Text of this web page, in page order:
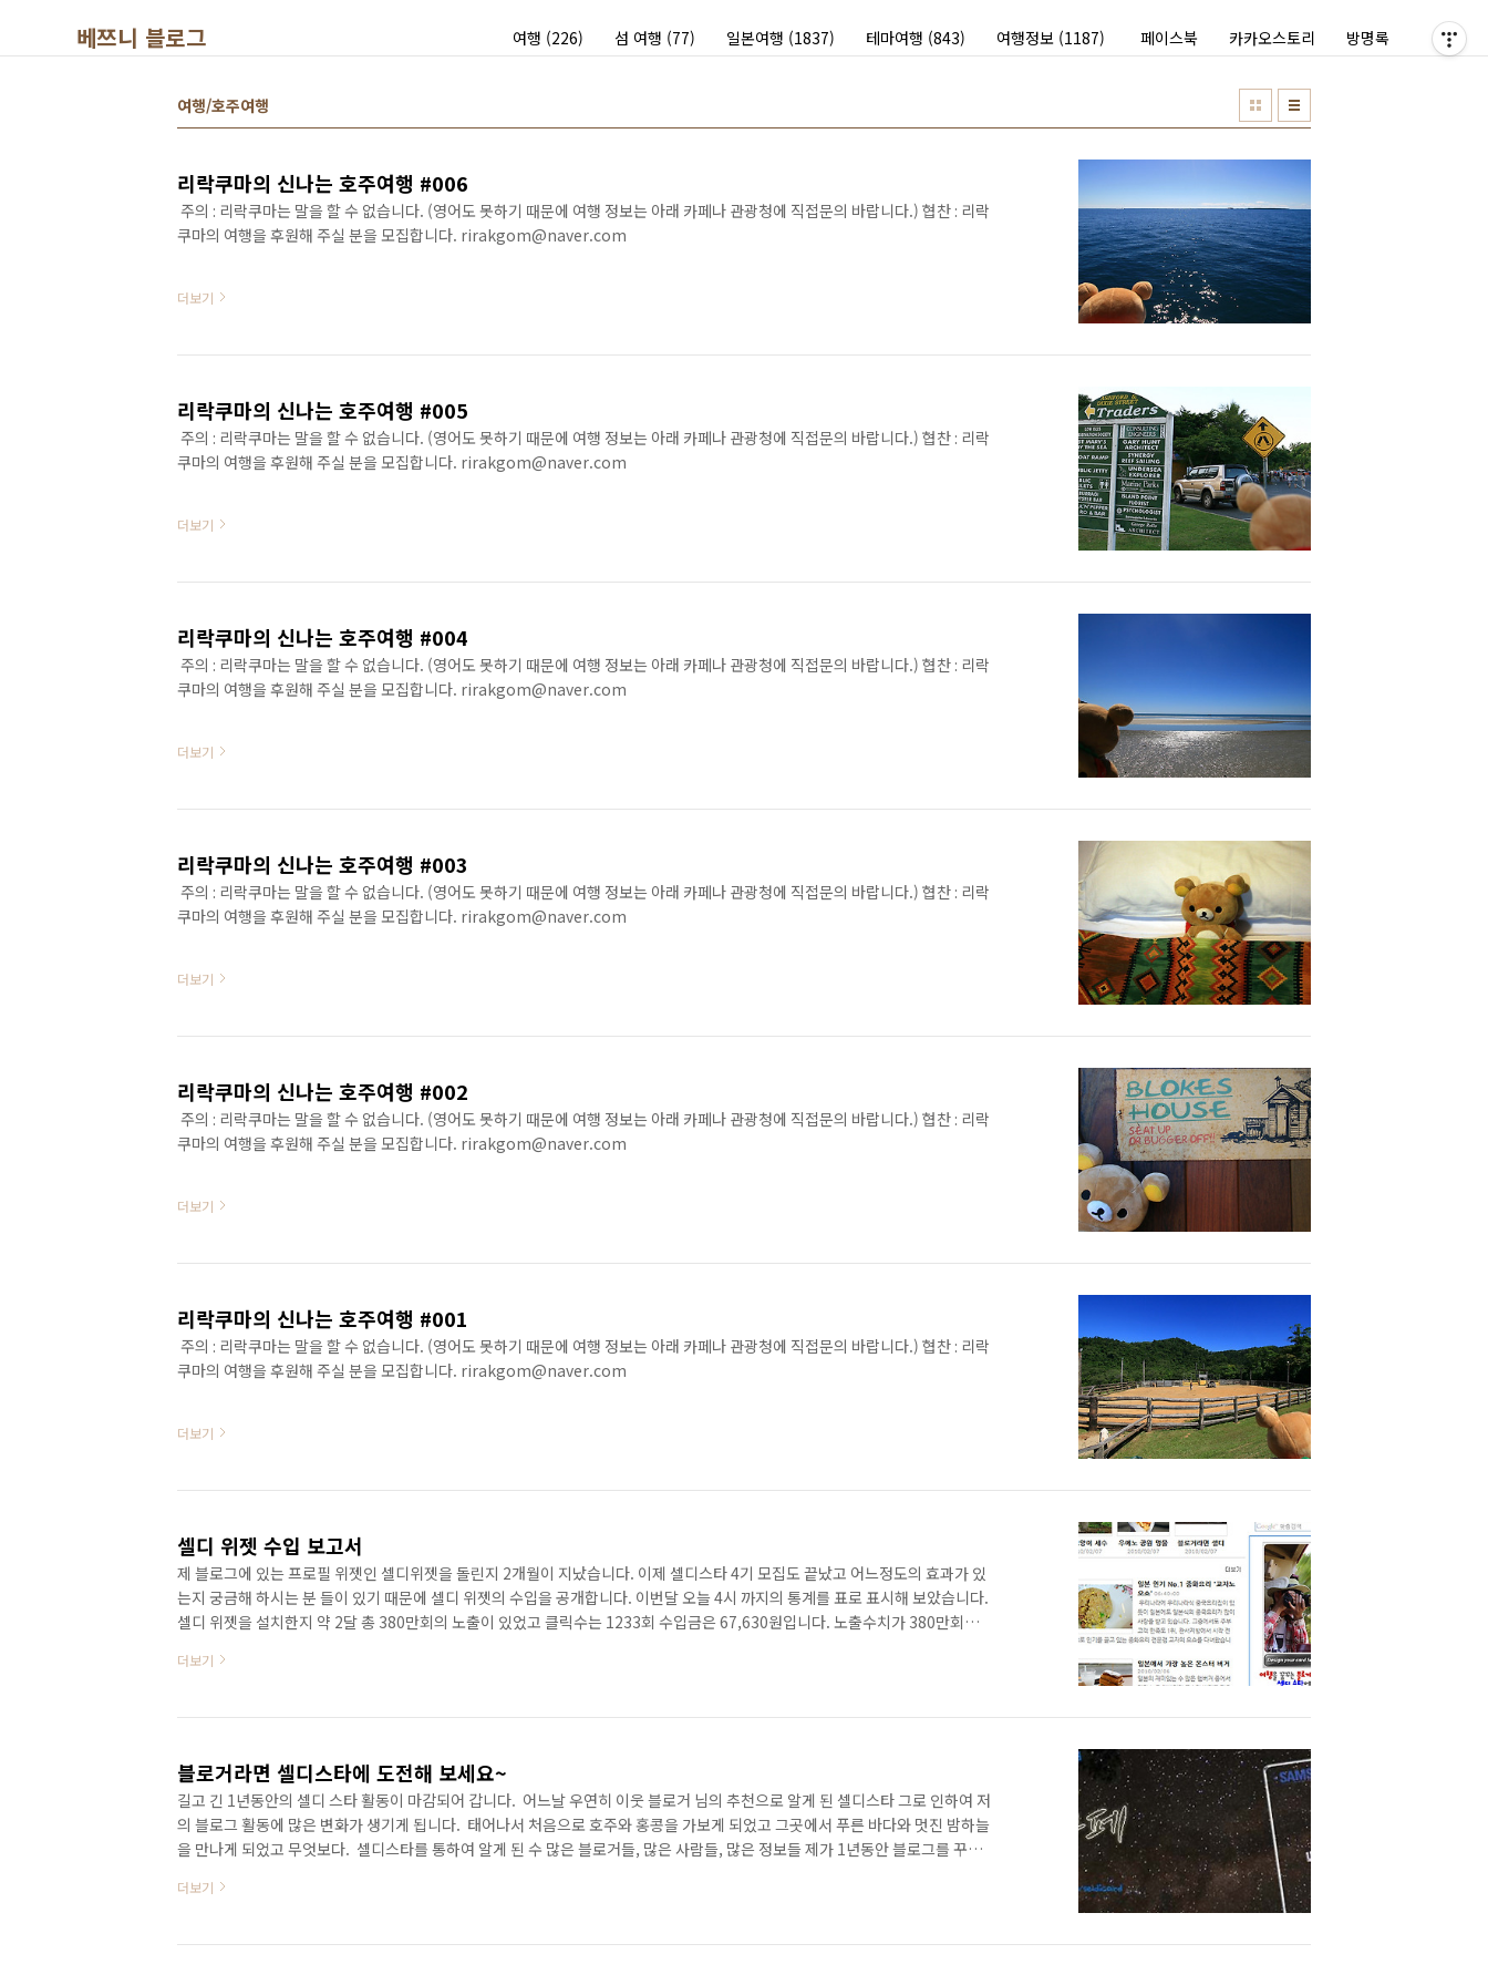
베쯔니 블로그 여행 (226) 섬 여행 (77) 일본여행 (1837) 테마여행 (843) 여행정보 (1187) 페이스북 카카오스토리 방명록
여행/호주여행
리락쿠마의 신나는 호주여행 #006
주의 : 리락쿠마는 말을 할 수 없습니다. (영어도 못하기 때문에 여행 정보는 아래 카페나 관광청에 직접문의 바랍니다.) 협찬 : 리락
쿠마의 여행을 후원해 주실 분을 모집합니다. rirakgom@naver.com
더보기
리락쿠마의 신나는 호주여행 #005
주의 : 리락쿠마는 말을 할 수 없습니다. (영어도 못하기 때문에 여행 정보는 아래 카페나 관광청에 직접문의 바랍니다.) 협찬 : 리락
쿠마의 여행을 후원해 주실 분을 모집합니다. rirakgom@naver.com
더보기
리락쿠마의 신나는 호주여행 #004
주의 : 리락쿠마는 말을 할 수 없습니다. (영어도 못하기 때문에 여행 정보는 아래 카페나 관광청에 직접문의 바랍니다.) 협찬 : 리락
쿠마의 여행을 후원해 주실 분을 모집합니다. rirakgom@naver.com
더보기
리락쿠마의 신나는 호주여행 #003
주의 : 리락쿠마는 말을 할 수 없습니다. (영어도 못하기 때문에 여행 정보는 아래 카페나 관광청에 직접문의 바랍니다.) 협찬 : 리락
쿠마의 여행을 후원해 주실 분을 모집합니다. rirakgom@naver.com
더보기
리락쿠마의 신나는 호주여행 #002
주의 : 리락쿠마는 말을 할 수 없습니다. (영어도 못하기 때문에 여행 정보는 아래 카페나 관광청에 직접문의 바랍니다.) 협찬 : 리락
쿠마의 여행을 후원해 주실 분을 모집합니다. rirakgom@naver.com
더보기
리락쿠마의 신나는 호주여행 #001
주의 : 리락쿠마는 말을 할 수 없습니다. (영어도 못하기 때문에 여행 정보는 아래 카페나 관광청에 직접문의 바랍니다.) 협찬 : 리락
쿠마의 여행을 후원해 주실 분을 모집합니다. rirakgom@naver.com
더보기
셀디 위젯 수입 보고서
제 블로그에 있는 프로필 위젯인 셀디위젯을 돌린지 2개월이 지났습니다. 이제 셀디스타 4기 모집도 끝났고 어느정도의 효과가 있
는지 궁금해 하시는 분 들이 있기 때문에 셀디 위젯의 수입을 공개합니다. 이번달 오늘 4시 까지의 통계를 표로 표시해 보았습니다.
셀디 위젯을 설치한지 약 2달 총 380만회의 노출이 있었고 클릭수는 1233회 수입금은 67,630원입니다. 노출수치가 380만회면
제 블로그 UV가 전혀 못미치기 때문입니다. 아쉬운 것은 실적이 없다는 것입니다. 물론 노출이후 바로 실적으로 연결되지 않고 다
더보기
블로거라면 셀디스타에 도전해 보세요~
길고 긴 1년동안의 셀디 스타 활동이 마감되어 갑니다. 어느날 우연히 이웃 블로거 님의 추천으로 알게 된 셀디스타 그로 인하여 저
의 블로그 활동에 많은 변화가 생기게 됩니다. 태어나서 처음으로 호주와 홍콩을 가보게 되었고 그곳에서 푸른 바다와 멋진 밤하늘
을 만나게 되었고 무엇보다. 셀디스타를 통하여 알게 된 수 많은 블로거들, 많은 사람들, 많은 정보들 제가 1년동안 블로그를 꾸준
만한 제가 여행 블로거로서 자리를 잡게 해준, 수 많은 사람들을 만나게 해준 셀디 스타를 소개 하려고 합니다. 저도 다른 셀디 스타
더보기